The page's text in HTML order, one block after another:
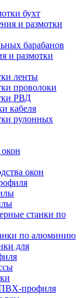
бухт
и размотки
барабанов
и размотки
ленты
проволоки
РВД
кабеля
рулонных
окон
станки по
по алюминию
для
ПВХ-профиля